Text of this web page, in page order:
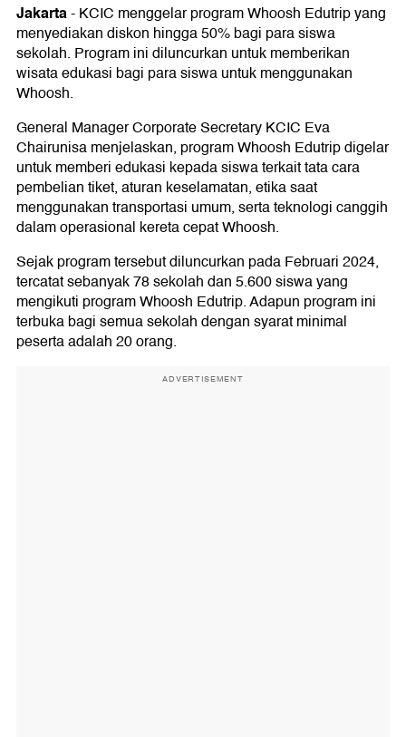
Jakarta-KCIC menggelar program Whoosh Edutrip yang
menyediakan diskon hingga 50% bagi para siswa
sekolah. Program ini diluncurkan untuk memberikan
wisata edukasi bagi para siswa untuk menggunakan
Whoosh.
General Manager Corporate Secretary KCIC Eva
Chairunisa menjelaskan, program Whoosh Edutrip digelar
untuk memberi edukasi kepada siswa terkait tata cara
pembelian tiket, aturan keselamatan, etika saat
menggunakan transportasi umum, serta teknologi canggih
dalam operasional kereta cepat Whoosh.
Sejak program tersebut diluncurkan pada Februari 2024,
tercatat sebanyak 78 sekolah dan 5.600 siswa yang
mengikuti program Whoosh Edutrip. Adapun program ini
terbuka bagi semua sekolah dengan syarat minimal
peserta adalah 20 orang.
ADVERTISEMENT